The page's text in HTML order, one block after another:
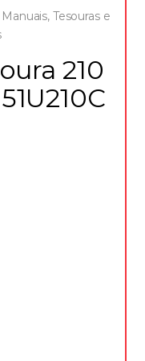
, Tesouras e
210